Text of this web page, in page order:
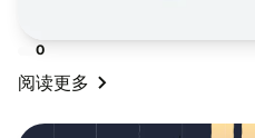
0
阅读更多